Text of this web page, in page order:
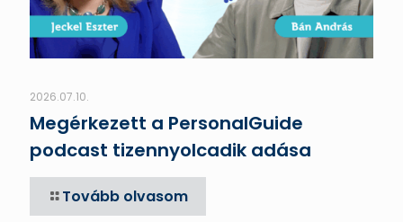
2026.07.10.
Megérkezett a PersonalGuide
podcast tizennyolcadik adása
Tovább olvasom